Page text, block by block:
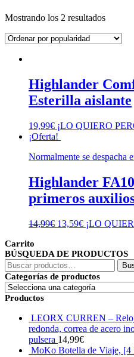
Mostrando los 2 resultados
Highlander
Esterilla aislante
19,99€ ¡LO QUIERO
¡Oferta!
Normalmente se despacha
Highlander
primeros
14,99€ El
era:
14,99€.
13,59€El
es:
¡LO
Carrito
BÚSQUEDA DE PRODUCTOS
Buscar
por:
Categorías de productos
Productos
LEORX CURREN – Reloj
redonda, correa de acero
pulsera 14,99€
MoKo Botella de Viaje, [4